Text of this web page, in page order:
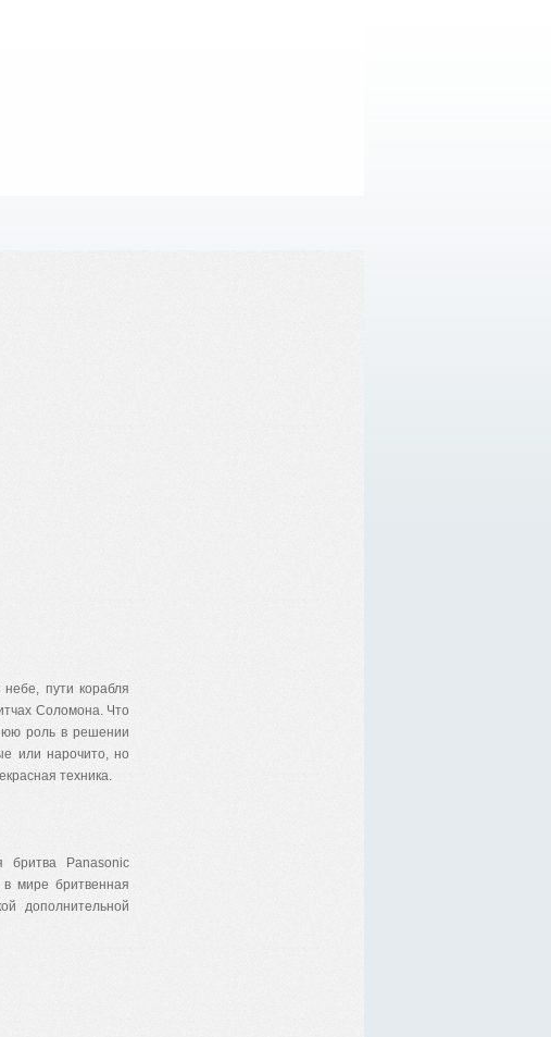
пути корабля
Соломона. Что
роль в решении
или нарочито, но
техника.
бритва Panasonic
мире бритвенная
дополнительной